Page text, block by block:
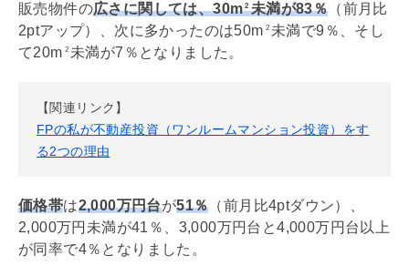
販売物件の広さに関しては、30m 2 未満が83％ （前月比
2ptアップ）、次に多かったのは50m 2 未満で9％、そし
て20m 2 未満が7％となりました。
【関連リンク】
FPの私が不動産投資（ワンルームマンション投資）をす
る2つの理由
価格帯は2,000万円台が51％ （前月比4ptダウン）、
2,000万円未満が41％、3,000万円台と4,000万円台以上
が同率で4％となりました。